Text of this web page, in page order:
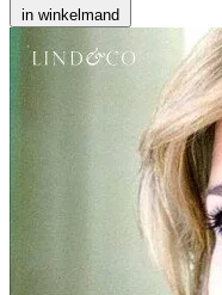
in winkelmand